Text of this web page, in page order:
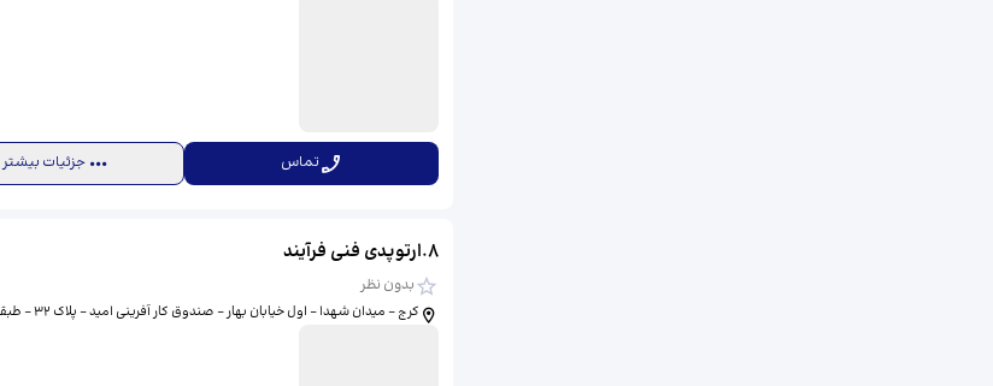
تماس جزئیات بیشتر
8
.ارتوپدی فنی فرآیند
بدون نظر
کرج – میدان شهدا – اول خیابان بهار – صندوق کار آفرینی امید – پلاک ۳۲ – طبقه همکف